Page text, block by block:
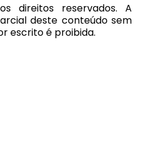
direitos reservados. A
deste conteúdo sem
escrito é proibida.